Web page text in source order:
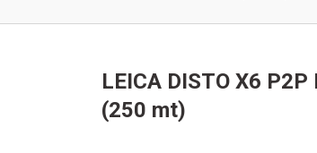
LEICA DISTO X6
(250 mt)